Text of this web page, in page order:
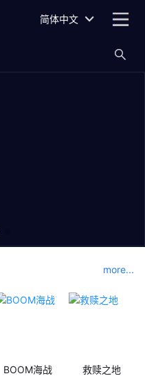
简体中文
more...
BOOM海战 救赎之地